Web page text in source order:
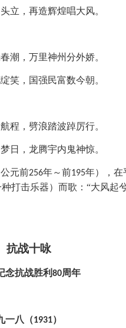
立，再造辉煌唱大风。
潮，万里神州分外娇。
笑，国强民富数今朝。
程，劈浪踏波踔厉行。
日，龙腾宇内鬼神惊。
元前256年～前195年），在
打击乐器）而歌：“大风起
抗战十咏
抗战胜利80周年
一八（1931）